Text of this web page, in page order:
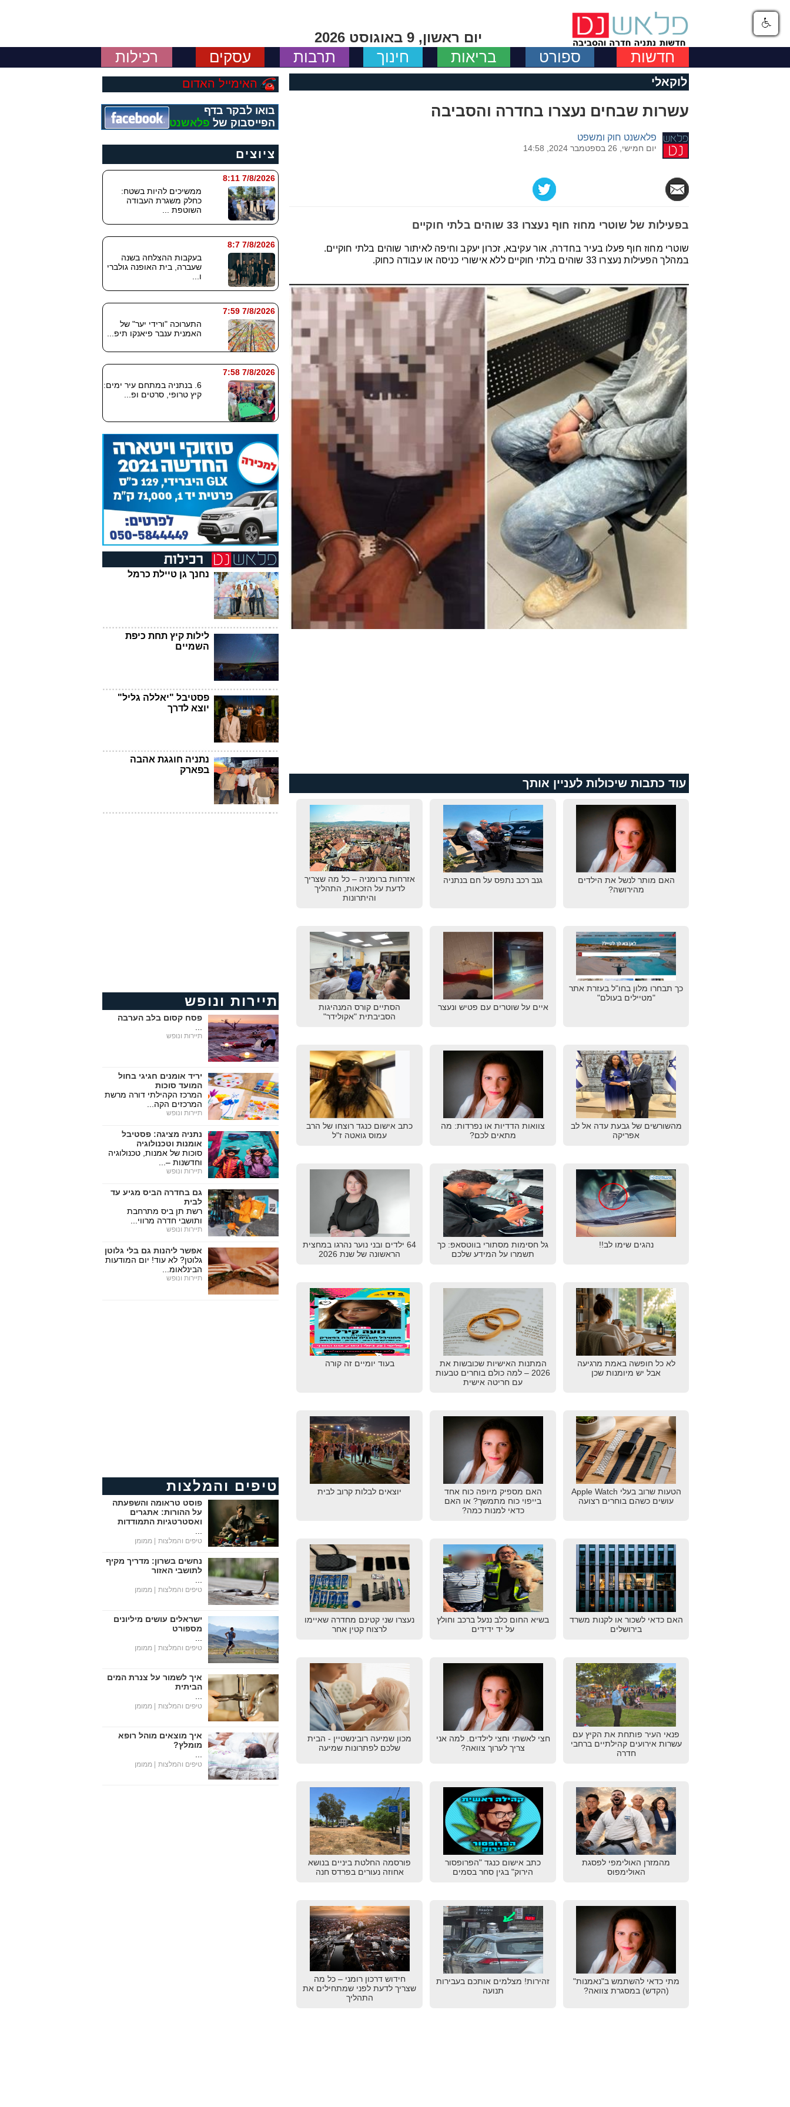
יום ראשון, 9 באוגוסט 2026
חדשות ספורט בריאות חינוך תרבות עסקים רכילות
לוקאלי
עשרות שבחים נעצרו בחדרה והסביבה
פלאשנט חוק ומשפט
יום חמישי, 26 בספטמבר 2024, 14:58
בפעילות של שוטרי מחוז חוף נעצרו 33 שוהים בלתי חוקיים
שוטרי מחוז חוף פעלו בעיר בחדרה, אור עקיבא, זכרון יעקב וחיפה לאיתור שוהים בלתי חוקיים.
במהלך הפעילות נעצרו 33 שוהים בלתי חוקיים ללא אישורי כניסה או עבודה כחוק.
עוד כתבות שיכולות לעניין אותך
האם מותר לנשל את הילדים
מהירושה?
גנב רכב נתפס על חם בנתניה
אזרחות ברומניה – כל מה שצריך
לדעת על הזכאות, התהליך
והיתרונות
כך תבחרו מלון בחו"ל בעזרת אתר
"מטיילים בעולם"
איים על שוטרים עם פטיש ונעצר
הסתיים קורס המנהיגות
הסביבתית "אקולידר"
מהשורשים של גבעת עדה אל לב
אפריקה
צוואות הדדיות או נפרדות: מה
מתאים לכם?
כתב אישום כנגד רוצחו של הרב
עמוס גואטה ז"ל
נהגים שימו לב!!
גל חסימות מסתורי בווטסאפ: כך
תשמרו על המידע שלכם
64 ילדים ובני נוער נהרגו במחצית
הראשונה של שנת 2026
לא כל חופשה באמת מרגיעה
אבל יש מיומנות שכן
המתנות האישיות שכובשות את
2026 – למה כולם בוחרים טבעות
עם חריטה אישית
בעוד יומיים זה קורה
הטעות שרוב בעלי Apple Watch
עושים כשהם בוחרים רצועה
האם מספיק מיופה כוח אחד
בייפוי כוח מתמשך? או האם
כדאי למנות כמה?
יוצאים לבלות קרוב לבית
האם כדאי לשכור או לקנות משרד
בירושלים
בשיא החום כלב ננעל ברכב וחולץ
על יד ידידים
נעצרו שני קטינם מחדרה שאיימו
לרצוח קטין אחר
פנאי העיר פותחת את הקיץ עם
עשרות אירועים קהילתיים ברחבי
חדרה
חצי לאשתי וחצי לילדים. למה אני
צריך לערוך צוואה?
מכון שמיעה רובינשטיין - הבית
שלכם לפתרונות שמיעה
מהמזרן האולימפי לפסגת
האולימפוס
כתב אישום כנגד "הפרופסור
הירוק" בגין סחר בסמים
פורסמה החלטת ביניים בנושא
אחוזה נעורים בפרדס חנה
מתי כדאי להשתמש ב"נאמנות"
(הקדש) במסגרת צוואה?
זהירות! מצלמים אותכם בעבירות
תנועה
חידוש דרכון רומני – כל מה
שצריך לדעת לפני שמתחילים את
התהליך
האימייל האדום
בואו לבקר בדף
הפייסבוק של פלאשנט
ציוצים
7/8/2026 8:11
ממשיכים להיות בשטח:
כחלק משגרת העבודה
השוטפת ...
7/8/2026 8:7
בעקבות ההצלחה בשנה
שעברה, בית האופנה גולברי
ו...
7/8/2026 7:59
התערוכה "ורידי יער" של
האמנית ענבר פיאנקו תיפ...
7/8/2026 7:58
6. בנתניה במתחם עיר ימים:
קיץ טרופי, סרטים ופ...
נחנך גן טיילת כרמל
לילות קיץ תחת כיפת
השמיים
פסטיבל "יאללה גליל"
יוצא לדרך
נתניה חוגגת אהבה
בפארק
תיירות ונופש
פסח קסום בלב הערבה
תיירות ונופש
יריד אומנים חגיגי בחול
המועד סוכות
המרכז הקהילתי דורה מרשת
המרכזים הקה...
תיירות ונופש
נתניה מציגה: פסטיבל
אומנות וטכנולוגיה
סוכות של אמנות, טכנולוגיה
וחדשנות –...
תיירות ונופש
גם בחדרה הביס מגיע עד
לבית
רשת תן ביס מתרחבת
ותושבי חדרה מרווי...
תיירות ונופש
אפשר ליהנות גם בלי גלוטן
גלוטן? לא עוד! יום המודעות
הבינלאומ...
תיירות ונופש
טיפים והמלצות
פוסט טראומה והשפעתה
על ההורות: אתגרים
ואסטרטגיות התמודדות
טיפים והמלצות | ממומן
נחשים בשרון: מדריך מקיף
לתושבי האזור
טיפים והמלצות | ממומן
ישראלים עושים מיליונים
מספורט
טיפים והמלצות | ממומן
איך לשמור על צנרת המים
הביתית
טיפים והמלצות | ממומן
איך מוצאים מוהל רופא
מומלץ?
טיפים והמלצות | ממומן